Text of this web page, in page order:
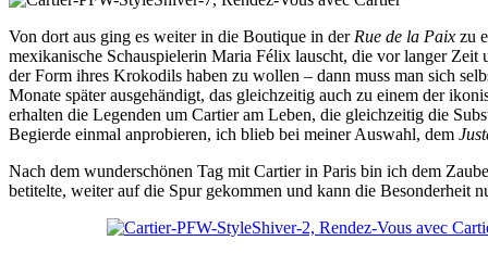
Von dort aus ging es weiter in die Boutique in der Rue de la Paix zu
mexikanische Schauspielerin Maria Félix lauscht, die vor langer
der Form ihres Krokodils haben zu wollen – dann muss man sich
Monate später ausgehändigt, das gleichzeitig auch zu einem der
erhalten die Legenden um Cartier am Leben, die gleichzeitig die
Begierde einmal anprobieren, ich blieb bei meiner Auswahl, dem
Nach dem wunderschönen Tag mit Cartier in Paris bin ich dem
betitelte, weiter auf die Spur gekommen und kann die